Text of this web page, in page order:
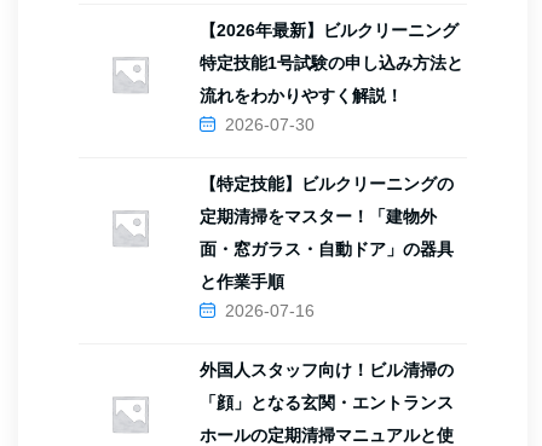
【2026年最新】ビルクリーニング
特定技能1号試験の申し込み方法と
流れをわかりやすく解説！
2026-07-30
【特定技能】ビルクリーニングの
定期清掃をマスター！「建物外
面・窓ガラス・自動ドア」の器具
と作業手順
2026-07-16
外国人スタッフ向け！ビル清掃の
「顔」となる玄関・エントランス
ホールの定期清掃マニュアルと使